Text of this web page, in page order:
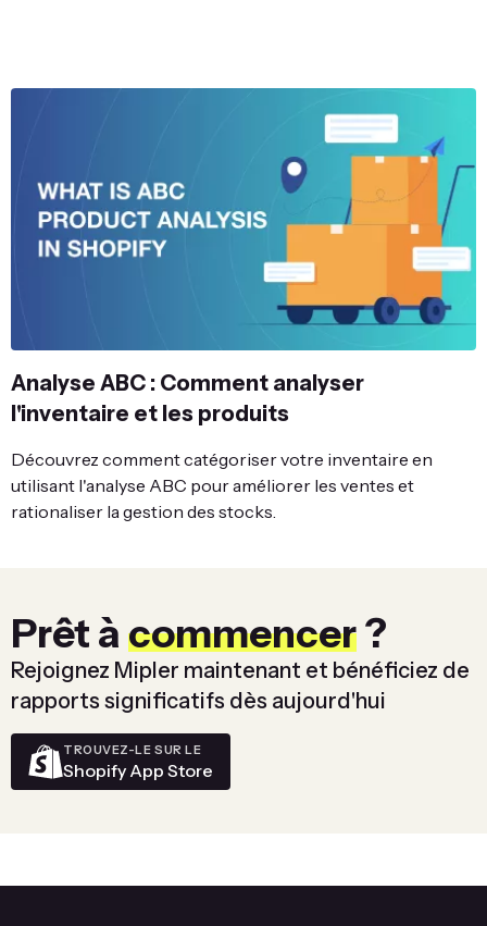
Analyse ABC : Comment analyser
l'inventaire et les produits
Découvrez comment catégoriser votre inventaire en
utilisant l'analyse ABC pour améliorer les ventes et
rationaliser la gestion des stocks.
Prêt à commencer?
Rejoignez Mipler maintenant et bénéficiez de
rapports significatifs dès aujourd'hui
TROUVEZ-LE SUR LE
Shopify App Store